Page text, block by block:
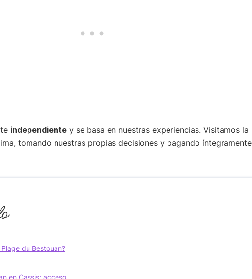
independiente y se basa en nuestras experiencias. Visitamos la
tomando nuestras propias decisiones y pagando íntegramente
du Bestouan?
en Cassis: acceso